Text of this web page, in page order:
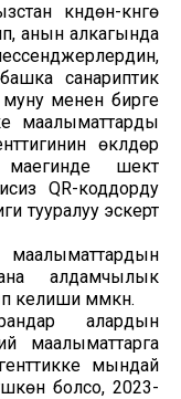
күндөн-күнгө
анын алкагында
санариптик
муну менен бирге
маалыматтарды
өкүлдөрү
шектүү
QR-коддорду
эскертүү
алдамчылык
мүмкүн.
алардын
маалыматтарга
мындай
болсо, 2023-